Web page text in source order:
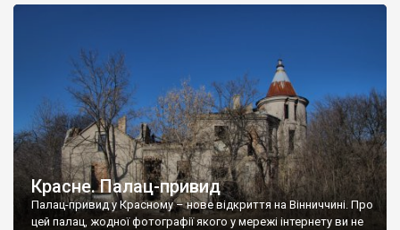
Красне. Палац-привид
Палац-привид у Красному – нове відкриття на Вінниччині. Про
цей палац, жодної фотографії якого у мережі інтернету ви не